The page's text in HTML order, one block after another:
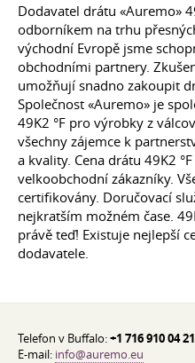
Dodavatel drátu «Auremo»
odborníkem na trhu
východní Evropě jsme
obchodními partnery.
umožňují snadno zakoupit
Společnost «Auremo» je
49K2 °F pro výrobky z
všechny zájemce k
a kvality. Cena drátu 49K2
velkoobchodní zákazníky.
certifikovány. Doručovací
nejkratším možném čase.
právě teď! Existuje nejlepší
dodavatele.
Telefon v Buffalo:+1 716 910 04 21
E-mail: info@auremo.eu